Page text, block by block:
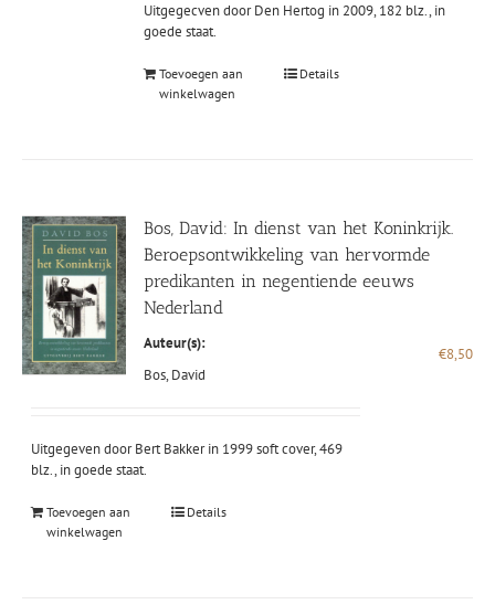
Uitgegecven door Den Hertog in 2009, 182 blz., in
goede staat.
Toevoegen aan
winkelwagen
Details
Bos, David: In dienst van het Koninkrijk.
Beroepsontwikkeling van hervormde
predikanten in negentiende eeuws
Nederland
Auteur(s):
Bos, David
€8,50
Uitgegeven door Bert Bakker in 1999 soft cover, 469
blz., in goede staat.
Toevoegen aan
winkelwagen
Details